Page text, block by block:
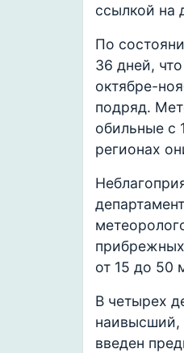
ссылкой на
По
36 дней,
октябре-
подряд.
обильные с
регионах
от 15 до 50
В четырех
наивысший,
введен